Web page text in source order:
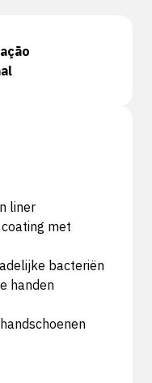
liner
met
bacteriën
handen